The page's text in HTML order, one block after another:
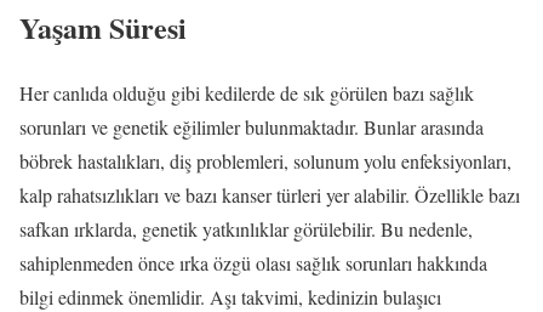
Yaşam Süresi
Her canlıda olduğu gibi kedilerde de sık görülen bazı sağlık
sorunları ve genetik eğilimler bulunmaktadır. Bunlar arasında
böbrek hastalıkları, diş problemleri, solunum yolu enfeksiyonları,
kalp rahatsızlıkları ve bazı kanser türleri yer alabilir. Özellikle bazı
safkan ırklarda, genetik yatkınlıklar görülebilir. Bu nedenle,
sahiplenmeden önce ırka özgü olası sağlık sorunları hakkında
bilgi edinmek önemlidir. Aşı takvimi, kedinizin bulaşıcı